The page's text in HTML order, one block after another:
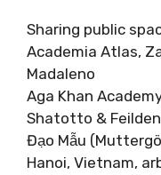
Sharing public
Academia Atlas,
Madaleno
Aga Khan
Shatotto &
Đạo Mẫu
Hanoi, Vietnam,